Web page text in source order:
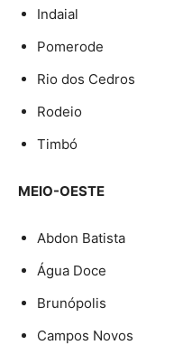
Indaial
Pomerode
Rio dos Cedros
Rodeio
Timbó
MEIO-OESTE
Abdon Batista
Água Doce
Brunópolis
Campos Novos